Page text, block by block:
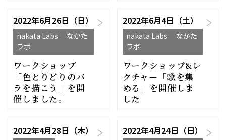
2022年6月26日（日）
nakata Labs なかた
ラボ
ワークショップ
「色とりどりのバ
ラを描こう」を開
催しました。
2022年6月4日（土）
nakata Labs なかた
ラボ
ワークショップ&レ
クチャー「歌を集
める」を開催しま
した
2022年4月28日（木） 2022年4月24日（日）